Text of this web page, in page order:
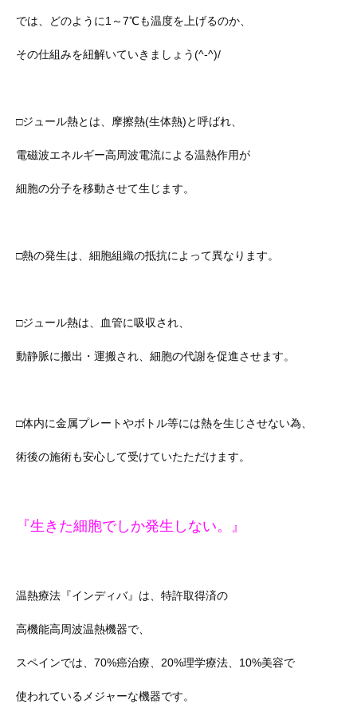
では、どのように1～7℃も温度を上げるのか、
その仕組みを紐解いていきましょう(^-^)/
□ジュール熱とは、摩擦熱(生体熱)と呼ばれ、
電磁波エネルギー高周波電流による温熱作用が
細胞の分子を移動させて生じます。
□熱の発生は、細胞組織の抵抗によって異なります。
□ジュール熱は、血管に吸収され、
動静脈に搬出・運搬され、細胞の代謝を促進させます。
□体内に金属プレートやボトル等には熱を生じさせない為、
術後の施術も安心して受けていたただけます。
『生きた細胞でしか発生しない。』
温熱療法『インディバ』は、特許取得済の
高機能高周波温熱機器で、
スペインでは、70%癌治療、20%理学療法、10%美容で
使われているメジャーな機器です。